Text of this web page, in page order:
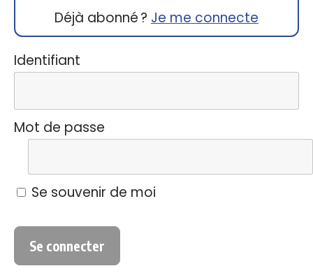
Déjà abonné ? Je me connecte
Identifiant
Mot de passe
Se souvenir de moi